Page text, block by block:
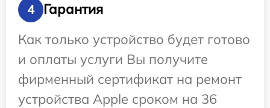
4
Гарантия
Как только устройство будет готово
и оплаты услуги Вы получите
фирменный сертификат на ремонт
устройства Apple сроком на 36